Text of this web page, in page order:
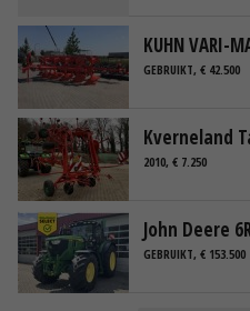
KUHN VARI-
GEBRUIKT, € 42.500
Kverneland
2010, € 7.250
John Deere
GEBRUIKT, € 153.500